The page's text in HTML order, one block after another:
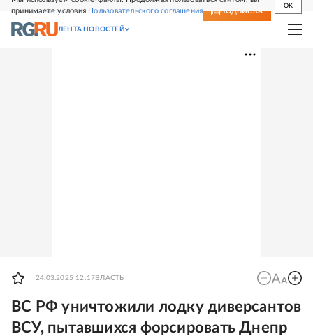
принимаете условия Пользовательского соглашения
OK
СВЕЖИЙ НОМЕР ПОДПИСКА
ЛЕНТА НОВОСТЕЙ
24.03.2025 12:17 ВЛАСТЬ
ВС РФ уничтожили лодку диверсантов
ВСУ, пытавшихся форсировать Днепр